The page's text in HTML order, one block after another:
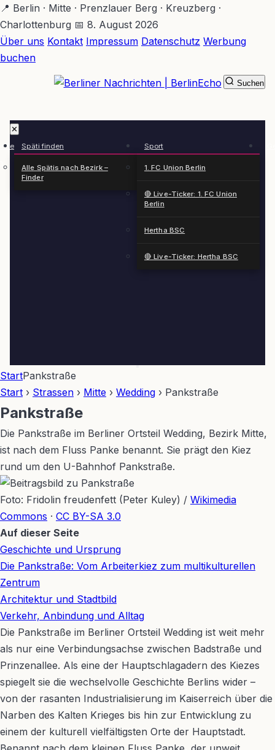
Zum
Hauptinhalt
springen
📍 Berlin · Mitte · Prenzlauer Berg · Kreuzberg ·
Charlottenburg 📅 8. August 2026
Über uns Kontakt Impressum Datenschutz Werbung
buchen
✕
Späti finden
Alle Spätis nach Bezirk –
Finder
Sport
1. FC Union Berlin
🔴 Live-Ticker: 1. FC Union
Berlin
Hertha BSC
🔴 Live-Ticker: Hertha BSC
Suchen
StartPankstraße
Start › Strassen › Mitte › Wedding › Pankstraße
Pankstraße
Die Pankstraße im Berliner Ortsteil Wedding, Bezirk Mitte,
ist nach dem Fluss Panke benannt. Sie prägt den Kiez
rund um den U-Bahnhof Pankstraße.
Foto: Fridolin freudenfett (Peter Kuley) / Wikimedia
Commons · CC BY-SA 3.0
+
−
Auf dieser Seite
Geschichte und Ursprung
Die Pankstraße: Vom Arbeiterkiez zum multikulturellen
Zentrum
Architektur und Stadtbild
Verkehr, Anbindung und Alltag
Die Pankstraße im Berliner Ortsteil Wedding ist weit mehr
als nur eine Verbindungsachse zwischen Badstraße und
Prinzenallee. Als eine der Hauptschlagadern des Kiezes
spiegelt sie die wechselvolle Geschichte Berlins wider –
von der rasanten Industrialisierung im Kaiserreich über die
Narben des Kalten Krieges bis hin zur Entwicklung zu
einem der kulturell vielfältigsten Orte der Hauptstadt.